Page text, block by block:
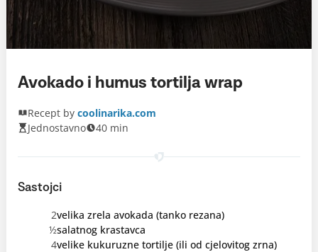
Avokado i humus tortilja wrap
Recept by coolinarika.com
Jednostavno
40 min
Sastojci
2velika zrela avokada (tanko rezana)
½salatnog krastavca
4velike kukuruzne tortilje (ili od cjelovitog zrna)